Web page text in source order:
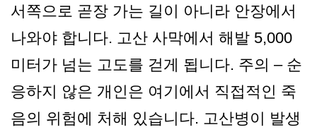
서쪽으로 곧장 가는 길이 아니라 안장에서
나와야 합니다. 고산 사막에서 해발 5,000
미터가 넘는 고도를 걷게 됩니다. 주의 – 순
응하지 않은 개인은 여기에서 직접적인 죽
음의 위험에 처해 있습니다. 고산병이 발생